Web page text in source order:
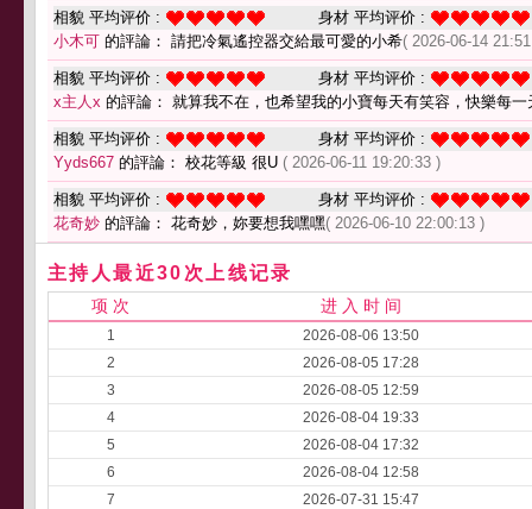
相貌 平均评价 :
身材 平均评价 :
小木可 的評論： 請把冷氣遙控器交給最可愛的小希( 2026-06-14
相貌 平均评价 :
身材 平均评价 :
x主人x 的評論： 就算我不在，也希望我的小寶每天有笑容，快樂每一
相貌 平均评价 :
身材 平均评价 :
Yyds667 的評論： 校花等級 很U ( 2026-06-11 19:20:33 )
相貌 平均评价 :
身材 平均评价 :
花奇妙 的評論： 花奇妙，妳要想我嘿嘿( 2026-06-10 22:00:13 )
主持人最近30次上线记录
项 次 进 入 时 间
1
2026-08-06 13:50
2
2026-08-05 17:28
3
2026-08-05 12:59
4
2026-08-04 19:33
5
2026-08-04 17:32
6
2026-08-04 12:58
7
2026-07-31 15:47